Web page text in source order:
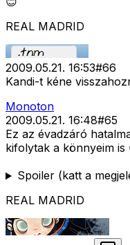
REAL MADRID
2009.05.21. 16:53#66
Kandi-t kéne
Monoton
2009.05.21. 16:48#65
Ez az évadzáró
kifolytak a könnyeim is
Spoiler (katt a
REAL MADRID